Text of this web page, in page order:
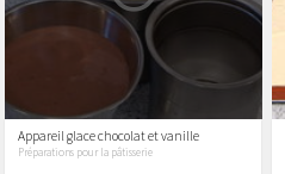
Appareil glace chocolat et vanille
Préparations pour la pâtisserie